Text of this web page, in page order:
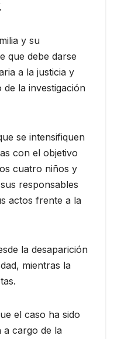
y su
que debe darse
a la justicia y
la investigación
se intensifiquen
con el objetivo
cuatro niños y
responsables
actos frente a la
la desaparición
mientras la
el caso ha sido
a cargo de la